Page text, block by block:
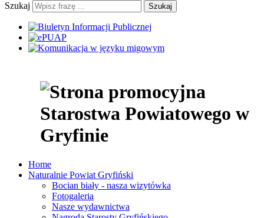
Szukaj Szukaj
Home
Naturalnie Powiat Gryfiński
Bocian biały - nasza wizytówka
Fotogaleria
Nasze wydawnictwa